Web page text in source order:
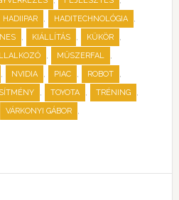
HADIIPAR , HADITECHNOLÓGIA ,
, KIÁLLÍTÁS , KÜKÖR ,
, MŰSZERFAL ,
, NVIDIA , PIAC , ROBOT ,
, TOYOTA , TRÉNING ,
VÁRKONYI GÁBOR ,